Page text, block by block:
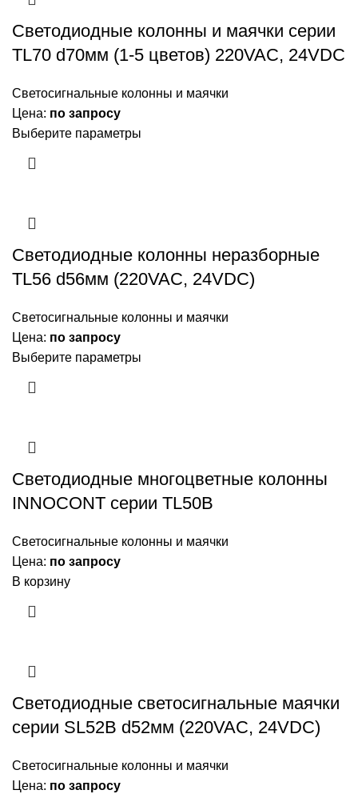
Светодиодные колонны и маячки серии
TL70 d70мм (1-5 цветов) 220VAC, 24VDC
Светосигнальные колонны и маячки
Цена: по запросу
Выберите параметры
Светодиодные колонны неразборные
TL56 d56мм (220VAC, 24VDC)
Светосигнальные колонны и маячки
Цена: по запросу
Выберите параметры
Светодиодные многоцветные колонны
INNOCONT серии TL50B
Светосигнальные колонны и маячки
Цена: по запросу
В корзину
Светодиодные светосигнальные маячки
серии SL52B d52мм (220VAC, 24VDC)
Светосигнальные колонны и маячки
Цена: по запросу